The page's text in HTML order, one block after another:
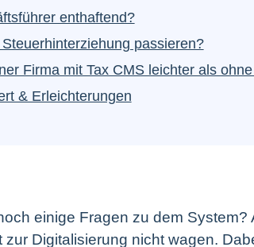
enthaftend?
passieren?
Firma mit Tax CMS leichter als
& Erleichterungen
einige Fragen zu dem
Digitalisierung nicht wagen.